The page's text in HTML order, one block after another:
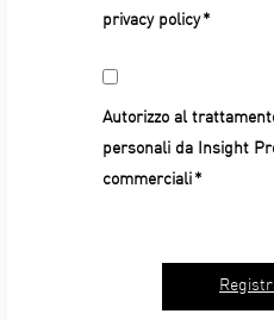
privacy policy
Autorizzo al
personali da Insight
commerciali